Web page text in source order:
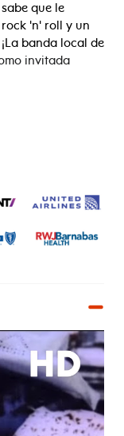
que le
'n' roll y un
banda local de
invitada